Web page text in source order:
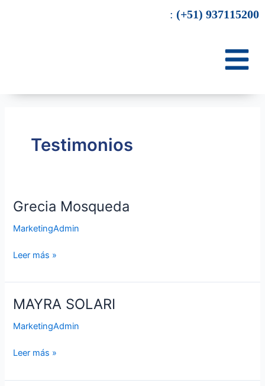
: (+51) 937115200
Testimonios
Grecia Mosqueda
MarketingAdmin
Grecia
Leer más »
MAYRA SOLARI
MarketingAdmin
MAYRA
Leer más »